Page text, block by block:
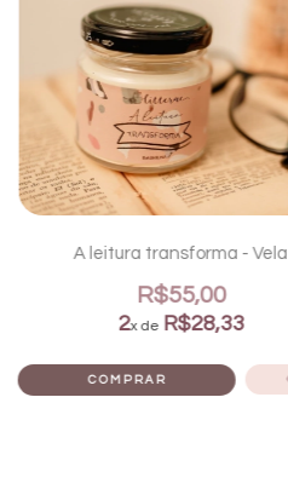
A leitura transforma - Vela
R$55,00
2x de R$28,33